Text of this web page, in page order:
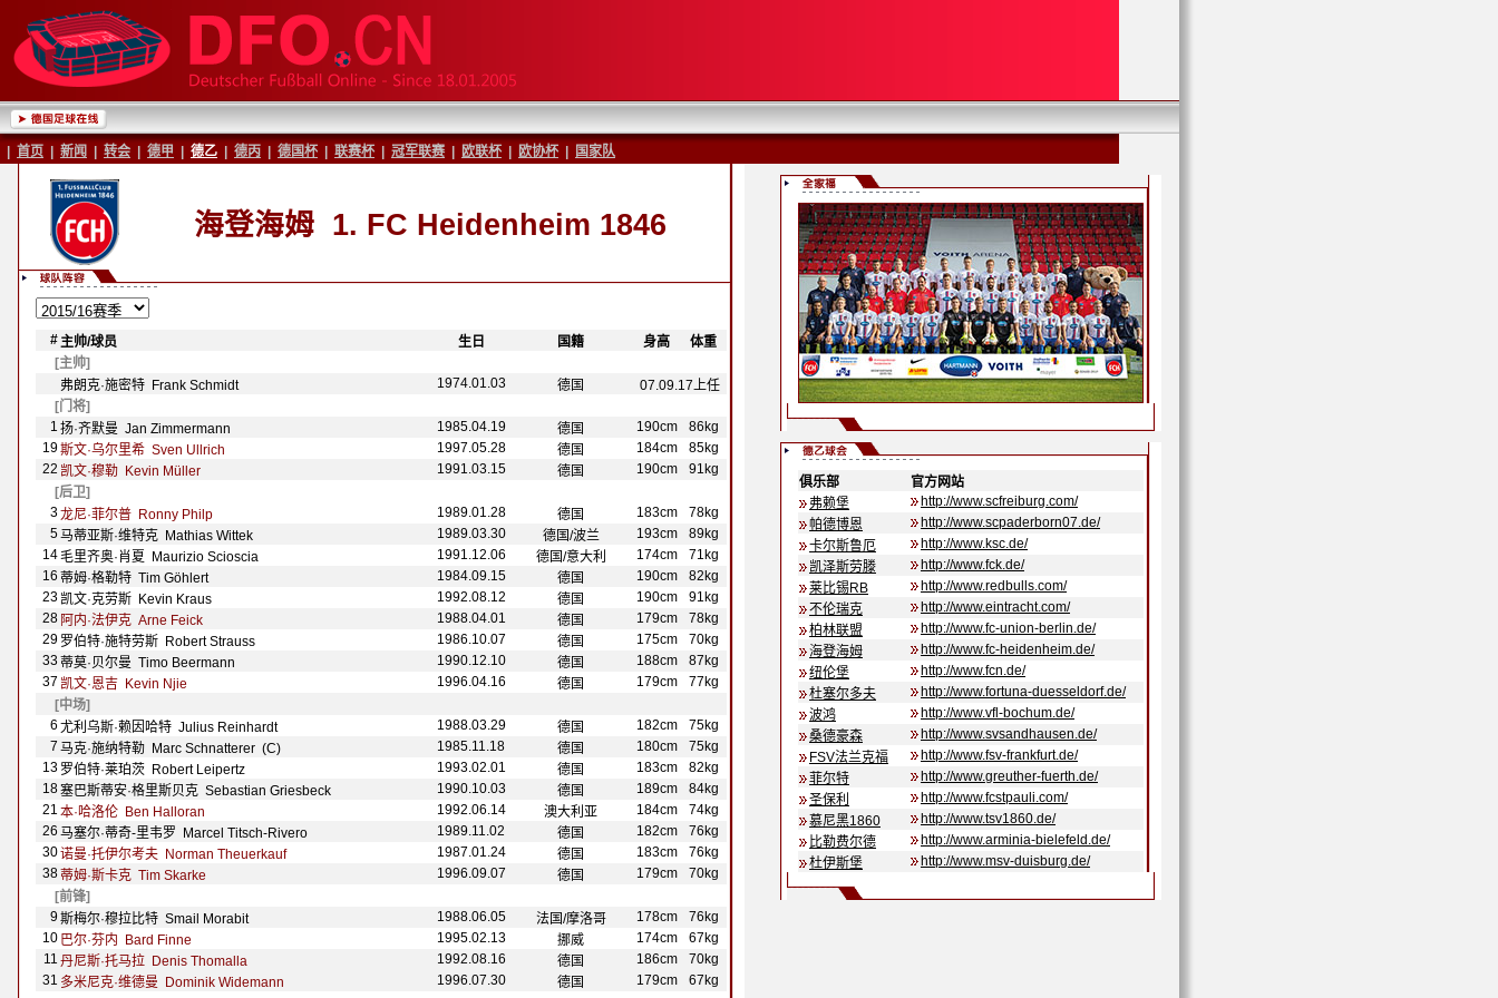
首页 新闻 转会 德甲 德乙 德丙 德国杯 联赛杯 冠军联赛 欧联杯 欧协杯 国家队
海登海姆 1. FC Heidenheim 1846
#主帅/球员 生日 国籍 身高 体重
[主帅]
弗朗克·施密特 Frank Schmidt
1974.01.03 德国
07.09.17上任
[门将]
1 扬·齐默曼 Jan Zimmermann 1985.04.19 德国 190cm
86kg
19斯文·乌尔里希 Sven Ullrich 1997.05.28 德国 184cm
85kg
22 凯文·穆勒 Kevin Müller 1991.03.15 德国 190cm
91kg
[后卫]
3龙尼·菲尔普 Ronny Philp 1989.01.28 德国 183cm
78kg
5马蒂亚斯·维特克 Mathias Wittek 1989.03.30 德国/波兰 193cm
89kg
14毛里齐奥·肖夏 Maurizio Scioscia 1991.12.06 德国/意大利 174cm
71kg
16 蒂姆·格勒特 Tim Göhlert 1984.09.15 德国 190cm
82kg
23 凯文·克劳斯 Kevin Kraus 1992.08.12 德国 190cm
91kg
28 阿内·法伊克 Arne Feick 1988.04.01 德国 179cm
78kg
29 罗伯特·施特劳斯 Robert Strauss 1986.10.07 德国 175cm
70kg
33 蒂莫·贝尔曼 Timo Beermann 1990.12.10 德国 188cm
87kg
37 凯文·恩吉 Kevin Njie 1996.04.16 德国 179cm
77kg
[中场]
6 尤利乌斯·赖因哈特 Julius Reinhardt 1988.03.29 德国 182cm
75kg
7 马克·施纳特勒 Marc Schnatterer (C) 1985.11.18 德国 180cm
75kg
13 罗伯特·莱珀茨 Robert Leipertz 1993.02.01 德国 183cm
82kg
18塞巴斯蒂安·格里斯贝克 Sebastian Griesbeck 1990.10.03 德国 189cm
84kg
21 本·哈洛伦 Ben Halloran 1992.06.14 澳大利亚 184cm
74kg
26 马塞尔·蒂奇-里韦罗 Marcel Titsch-Rivero 1989.11.02 德国 182cm
76kg
30诺曼·托伊尔考夫 Norman Theuerkauf 1987.01.24 德国 183cm
76kg
38 蒂姆·斯卡克 Tim Skarke 1996.09.07 德国 179cm
70kg
[前锋]
9 斯梅尔·穆拉比特 Smail Morabit 1988.06.05 法国/摩洛哥 178cm
76kg
10 巴尔·芬内 Bard Finne 1995.02.13 挪威 174cm
67kg
11 丹尼斯·托马拉 Denis Thomalla 1992.08.16 德国 186cm
70kg
31 多米尼克·维德曼 Dominik Widemann 1996.07.30 德国 179cm 67kg
俱乐部
官方网站
弗赖堡
http://www.scfreiburg.com/
帕德博恩
http://www.scpaderborn07.de/
卡尔斯鲁厄
http://www.ksc.de/
凯泽斯劳滕
http://www.fck.de/
莱比锡RB
http://www.redbulls.com/
不伦瑞克
http://www.eintracht.com/
柏林联盟
http://www.fc-union-berlin.de/
海登海姆
http://www.fc-heidenheim.de/
纽伦堡
http://www.fcn.de/
杜塞尔多夫
http://www.fortuna-duesseldorf.de/
波鸿
http://www.vfl-bochum.de/
桑德豪森
http://www.svsandhausen.de/
FSV法兰克福
http://www.fsv-frankfurt.de/
菲尔特
http://www.greuther-fuerth.de/
圣保利
http://www.fcstpauli.com/
慕尼黑1860
http://www.tsv1860.de/
比勒费尔德
http://www.arminia-bielefeld.de/
杜伊斯堡
http://www.msv-duisburg.de/